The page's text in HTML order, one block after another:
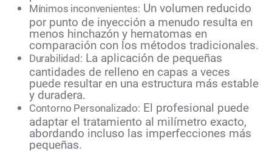
Mínimos inconvenientes: Un volumen reducido
por punto de inyección a menudo resulta en
menos hinchazón y hematomas en
comparación con los métodos tradicionales.
Durabilidad: La aplicación de pequeñas
cantidades de relleno en capas a veces
puede resultar en una estructura más estable
y duradera.
Contorno Personalizado: El profesional puede
adaptar el tratamiento al milímetro exacto,
abordando incluso las imperfecciones más
pequeñas.